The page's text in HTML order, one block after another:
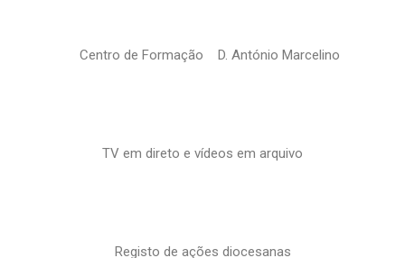
Centro de Formação D. António Marcelino
TV em direto e vídeos em arquivo
Registo de ações diocesanas